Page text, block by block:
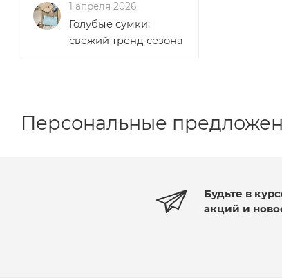
1 апреля 2026
Голубые сумки:
свежий тренд сезона
Персональные
Будьте в
акций и